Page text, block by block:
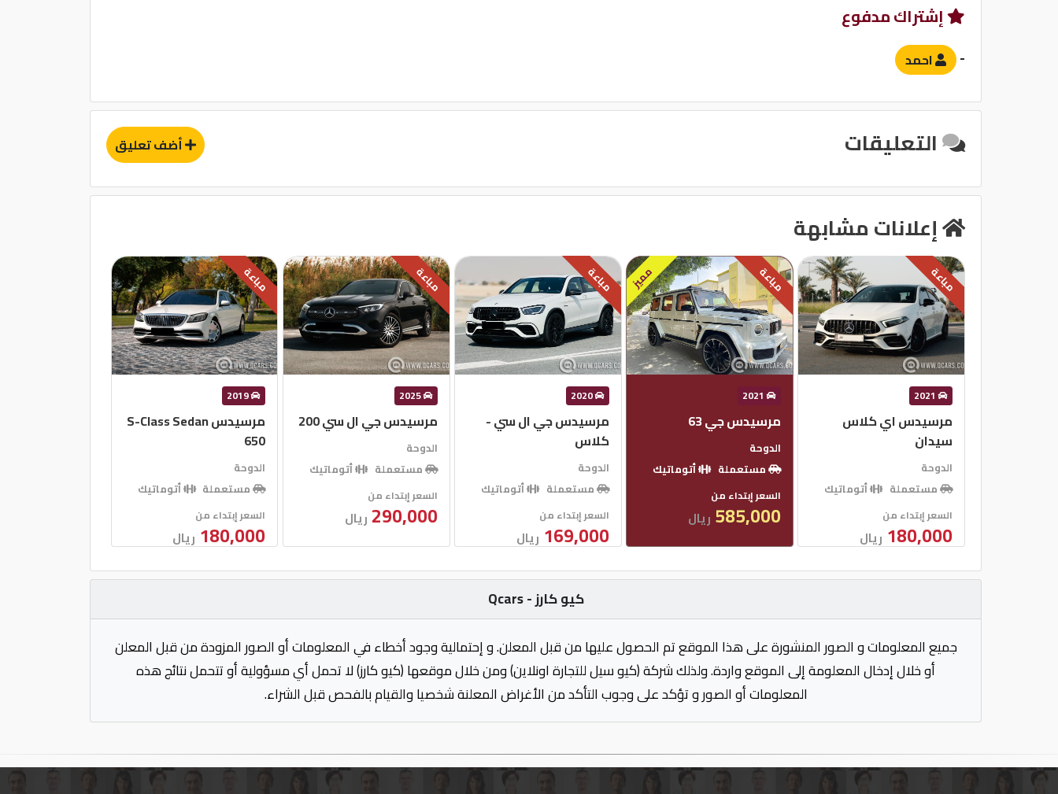
نظام الصوت
مبدل أقراص
مدخل USB
إشتراك مدفوع
- احمد
التعليقات أضف تعليق
إعلانات مشابهة
مباعة
2021
مرسيدس اي كلاس
سيدان
الدوحة
مستعملة
أتوماتيك
السعر إبتداء من
180,000 ريال
مميز مباعة
2021
مرسيدس جي 63
الدوحة
مستعملة
أتوماتيك
السعر إبتداء من
585,000 ريال
مباعة
2020
مرسيدس جي ال سي -
كلاس
الدوحة
مستعملة
أتوماتيك
السعر إبتداء من
169,000 ريال
مباعة
2025
مرسيدس جي ال سي 200
الدوحة
مستعملة
أتوماتيك
السعر إبتداء من
290,000 ريال
مباعة
2019
مرسيدس S-Class Sedan
650
الدوحة
مستعملة
أتوماتيك
السعر إبتداء من
180,000 ريال
كيو كارز - Qcars
جميع المعلومات و الصور المنشورة على هذا الموقع تم الحصول عليها من قبل المعلن. و إحتمالية وجود أخطاء في المعلومات أو الصور المزودة من قبل المعلن
أو خلال إدخال المعلومة إلى الموقع واردة. ولذلك شركة (كيو سيل للتجارة اونلاين) ومن خلال موقعها (كيو كارز) لا تحمل أي مسؤولية أو تتحمل نتائج هذه
المعلومات أو الصور و تؤكد على وجوب التأكد من الأغراض المعلنة شخصيا والقيام بالفحص قبل الشراء.